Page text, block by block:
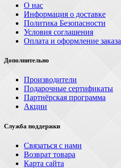
О нас
Информация о доставке
Политика Безопасности
Условия соглашения
Оплата и оформление заказа
Дополнительно
Производители
Подарочные сертификаты
Партнёрская программа
Акции
Служба поддержки
Связаться с нами
Возврат товара
Карта сайта